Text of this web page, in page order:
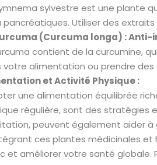
sylvestre est une plante
Utiliser des extraits
(Curcuma longa) :
contient de la curcumine,
votre alimentation ou prendre
et Activité Physique :
une alimentation équilibrée
régulière, sont des stratégies
peuvent également aider à
ces plantes médicinales
et améliorer votre santé